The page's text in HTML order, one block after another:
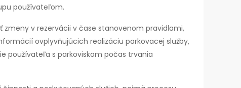
používateľom.
zmeny v rezervácii v čase stanovenom pravidlami,
ovplyvňujúcich realizáciu parkovacej služby,
používateľa s parkoviskom počas trvania